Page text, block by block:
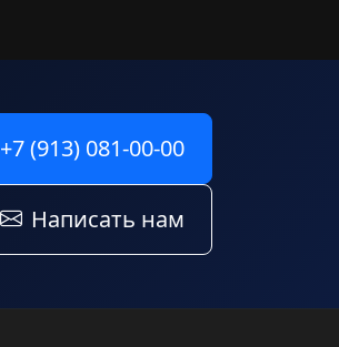
+7 (913) 081-00-00
Написать нам